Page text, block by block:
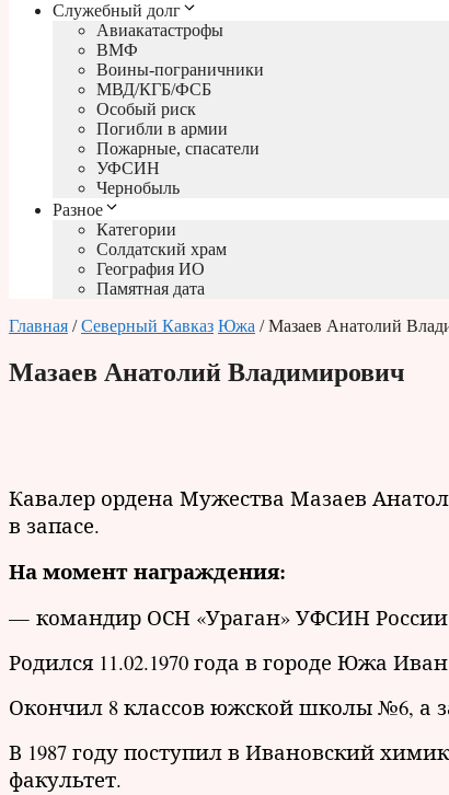
Служебный долг
Авиакатастрофы
ВМФ
Воины-пограничники
МВД/КГБ/ФСБ
Особый риск
Погибли в армии
Пожарные, спасатели
УФСИН
Чернобыль
Разное
Категории
Солдатский храм
География ИО
Памятная дата
Главная /Северный Кавказ Южа / Мазаев Анатолий
Мазаев Анатолий Владимирович
Кавалер ордена Мужества Мазаев
в запасе.
На момент награждения:
— командир ОСН «Ураган» УФСИН России
Родился 11.02.1970 года в городе Южа
Окончил 8 классов южской школы №6, а
В 1987 году поступил в Ивановский
факультет.